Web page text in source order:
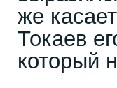
же
Токаев
который